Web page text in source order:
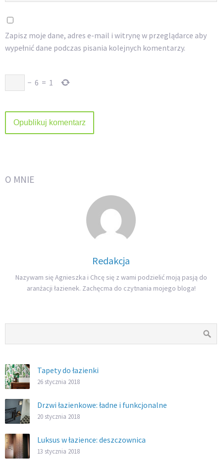
Zapisz moje dane, adres e-mail i witrynę w przeglądarce aby
wypełnić dane podczas pisania kolejnych komentarzy.
− 6 = 1
O MNIE
Redakcja
Nazywam się Agnieszka i Chcę się z wami podzielić moją pasją do
aranżacji łazienek. Zachęcma do czytnania mojego bloga!
Tapety do łazienki
26 stycznia 2018
Drzwi łazienkowe: ładne i funkcjonalne
20 stycznia 2018
Luksus w łazience: deszczownica
13 stycznia 2018